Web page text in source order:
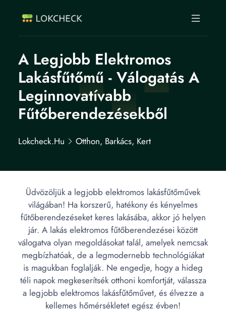
A Legjobb Elektromos
Lakásfűtőmű - Válogatás A
Leginnovatívabb
Fűtőberendezésekből
Lokcheck.hu Otthon, Barkács, Kert
Üdvözöljük a legjobb elektromos lakásfűtőművek
világában! Ha korszerű, hatékony és kényelmes
fűtőberendezéseket keres lakásába, akkor jó helyen
jár. A lakás elektromos fűtőberendezései között
válogatva olyan megoldásokat talál, amelyek nemcsak
megbízhatóak, de a legmodernebb technológiákat
is magukban foglalják. Ne engedje, hogy a hideg
téli napok megkeserítsék otthoni komfortját, válassza
a legjobb elektromos lakásfűtőművet, és élvezze a
kellemes hőmérsékletet egész évben!